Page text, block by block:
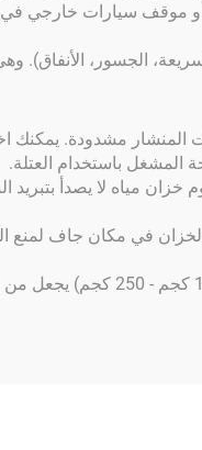
سيارات خارجي في
الجسور، الأنفاق).
مشدودة. يمكنك
باستخدام العتلة.
مياه لا يصدأ بتبريد
في مكان جاف لمنع